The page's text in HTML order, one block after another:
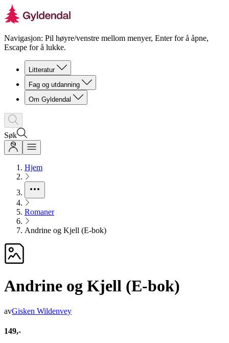
Navigasjon: Pil høyre/venstre mellom menyer, Enter for å åpne,
Escape for å lukke.
Litteratur
Fag og utdanning
Om Gyldendal
Søk
Hjem
Romaner
Andrine og Kjell (E-bok)
Andrine og Kjell (E-bok)
avGisken Wildenvey
149,-